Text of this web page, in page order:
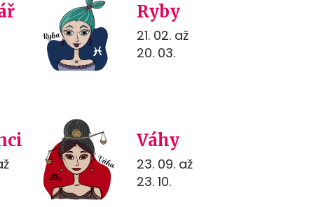
Ryby
21. 02. až
20. 03.
Váhy
23. 09. až
23. 10.